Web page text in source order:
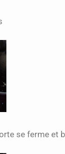
se ferme et